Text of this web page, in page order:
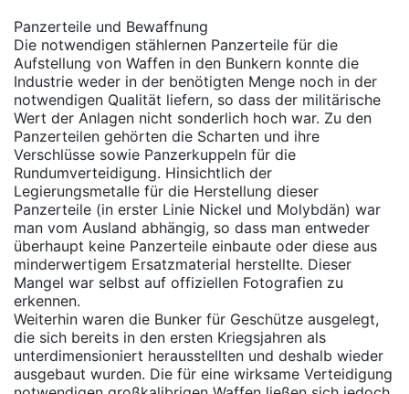
Panzerteile und Bewaffnung
Die notwendigen stählernen Panzerteile für die
Aufstellung von Waffen in den Bunkern konnte die
Industrie weder in der benötigten Menge noch in der
notwendigen Qualität liefern, so dass der militärische
Wert der Anlagen nicht sonderlich hoch war. Zu den
Panzerteilen gehörten die Scharten und ihre
Verschlüsse sowie Panzerkuppeln für die
Rundumverteidigung. Hinsichtlich der
Legierungsmetalle für die Herstellung dieser
Panzerteile (in erster Linie Nickel und Molybdän) war
man vom Ausland abhängig, so dass man entweder
überhaupt keine Panzerteile einbaute oder diese aus
minderwertigem Ersatzmaterial herstellte. Dieser
Mangel war selbst auf offiziellen Fotografien zu
erkennen.
Weiterhin waren die Bunker für Geschütze ausgelegt,
die sich bereits in den ersten Kriegsjahren als
unterdimensioniert herausstellten und deshalb wieder
ausgebaut wurden. Die für eine wirksame Verteidigung